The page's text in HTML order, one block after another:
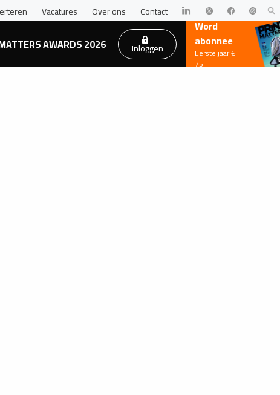
Vacatures Over ons Contact
AWARDS 2026 Inloggen
Word
abonnee
Eerste jaar €
75